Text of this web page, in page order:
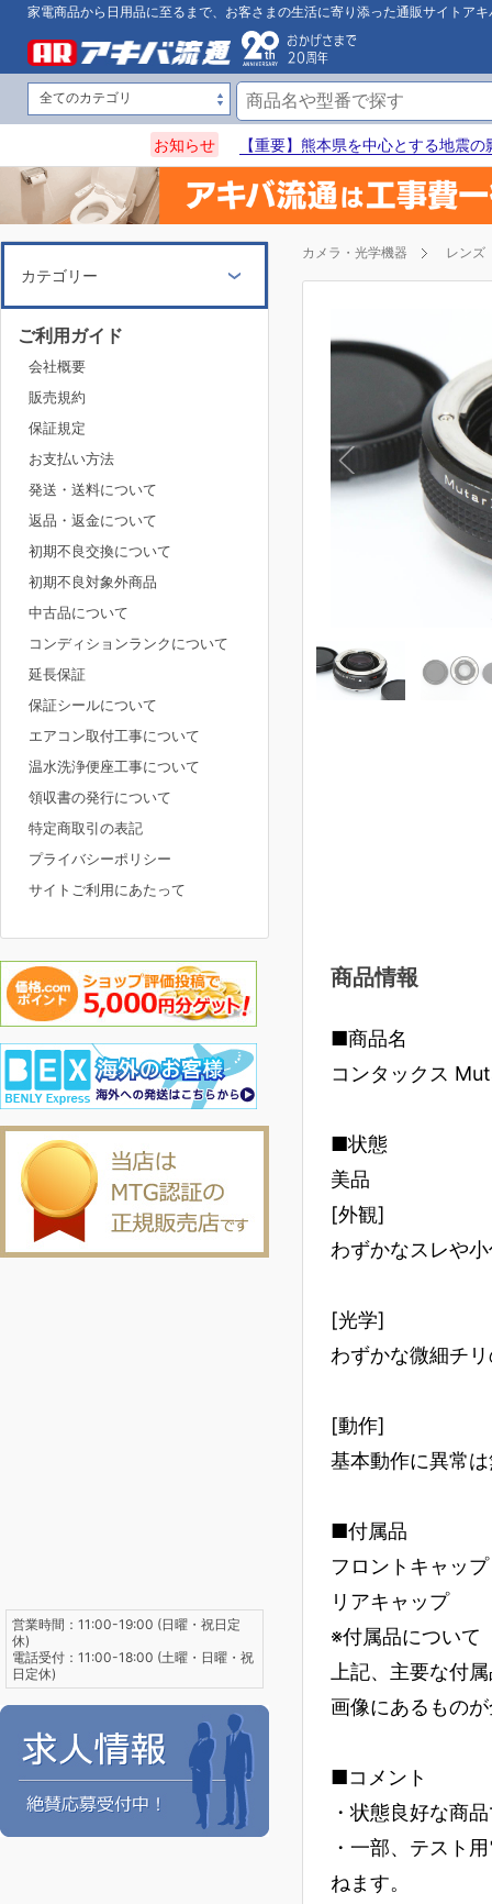
家電商品から日用品に至るまで、お客さまの生活に寄り添った通販サイトアキ
お知らせ 【重要】熊本県を中心とする地震
カメラ・光学機器 レンズ
商品情報
■商品名
コンタックス
■状態
美品
[外観]
わずかなスレや
[光学]
わずかな微細チ
[動作]
基本動作に異常
■付属品
フロントキャップ
リアキャップ
※付属品について
上記、主要な付
画像にあるもの
■コメント
・状態良好な商
・一部、テスト
ねます。
カテゴリー
ご利用ガイド
会社概要
販売規約
保証規定
お支払い方法
発送・送料について
返品・返金について
初期不良交換について
初期不良対象外商品
中古品について
コンディションランクについて
延長保証
保証シールについて
エアコン取付工事について
温水洗浄便座工事について
領収書の発行について
特定商取引の表記
プライバシーポリシー
サイトご利用にあたって
営業時間：11:00-19:00 (日曜・祝日定
休)
電話受付：11:00-18:00 (土曜・日曜・祝
日定休)